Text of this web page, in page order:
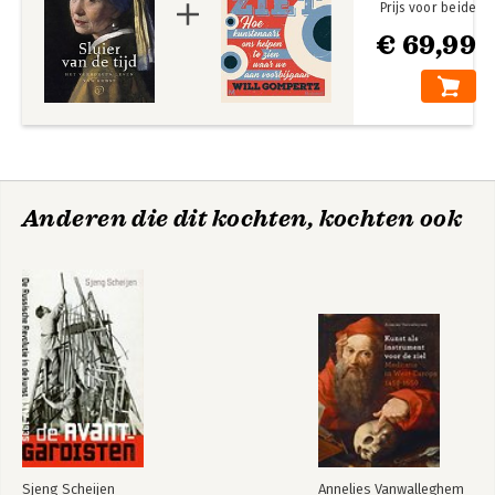
€ 69,99
Prijs voor beide
Anderen die dit kochten, kochten ook
Sjeng Scheijen Annelies Vanwalleghem